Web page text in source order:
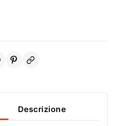
Descrizione